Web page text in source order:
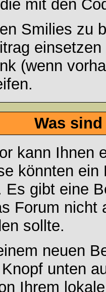
mit den
Smilies zu
(wenn
Was
kann Ihnen
könnten
Es gibt eine
Forum nicht
sollte.
neuen
unten
Ihrem